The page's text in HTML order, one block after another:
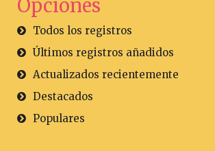
Opciones
Todos los registros
Últimos registros añadidos
Actualizados recientemente
Destacados
Populares